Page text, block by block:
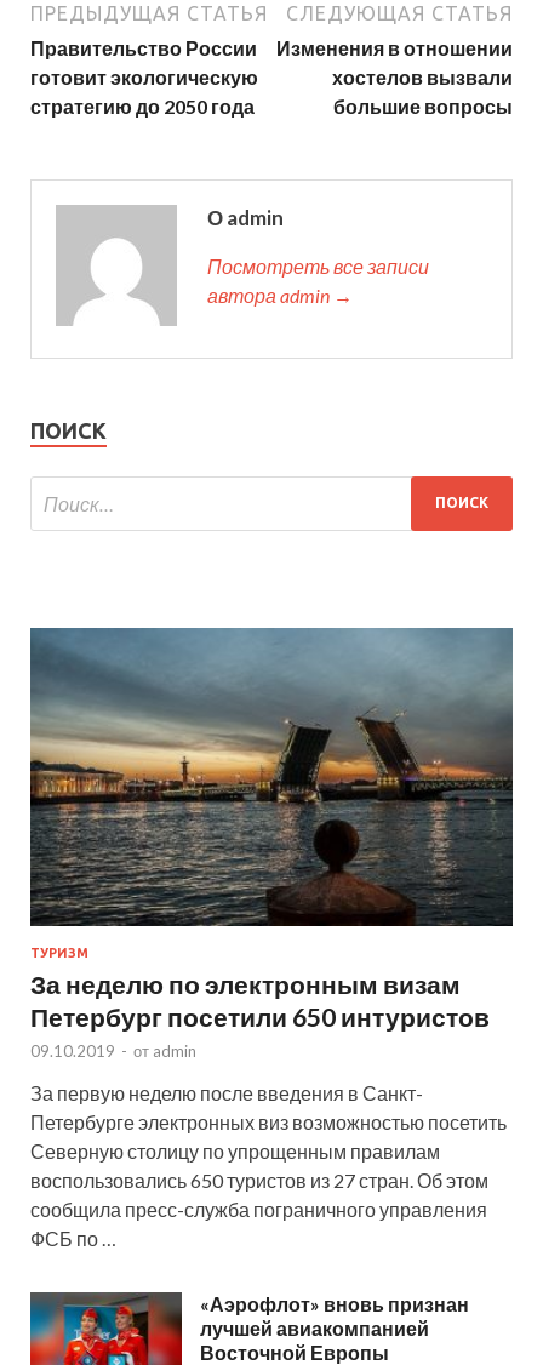
ПРЕДЫДУЩАЯ СТАТЬЯ
Правительство России
готовит экологическую
стратегию до 2050 года
СЛЕДУЮЩАЯ СТАТЬЯ
Изменения в отношении
хостелов вызвали
большие вопросы
О admin
Посмотреть все записи
автора admin →
ПОИСК
ТУРИЗМ
За неделю по электронным визам
Петербург посетили 650 интуристов
09.10.2019 - от admin
За первую неделю после введения в Санкт-
Петербурге электронных виз возможностью посетить
Северную столицу по упрощенным правилам
воспользовались 650 туристов из 27 стран. Об этом
сообщила пресс-служба пограничного управления
ФСБ по …
«Аэрофлот» вновь признан
лучшей авиакомпанией
Восточной Европы